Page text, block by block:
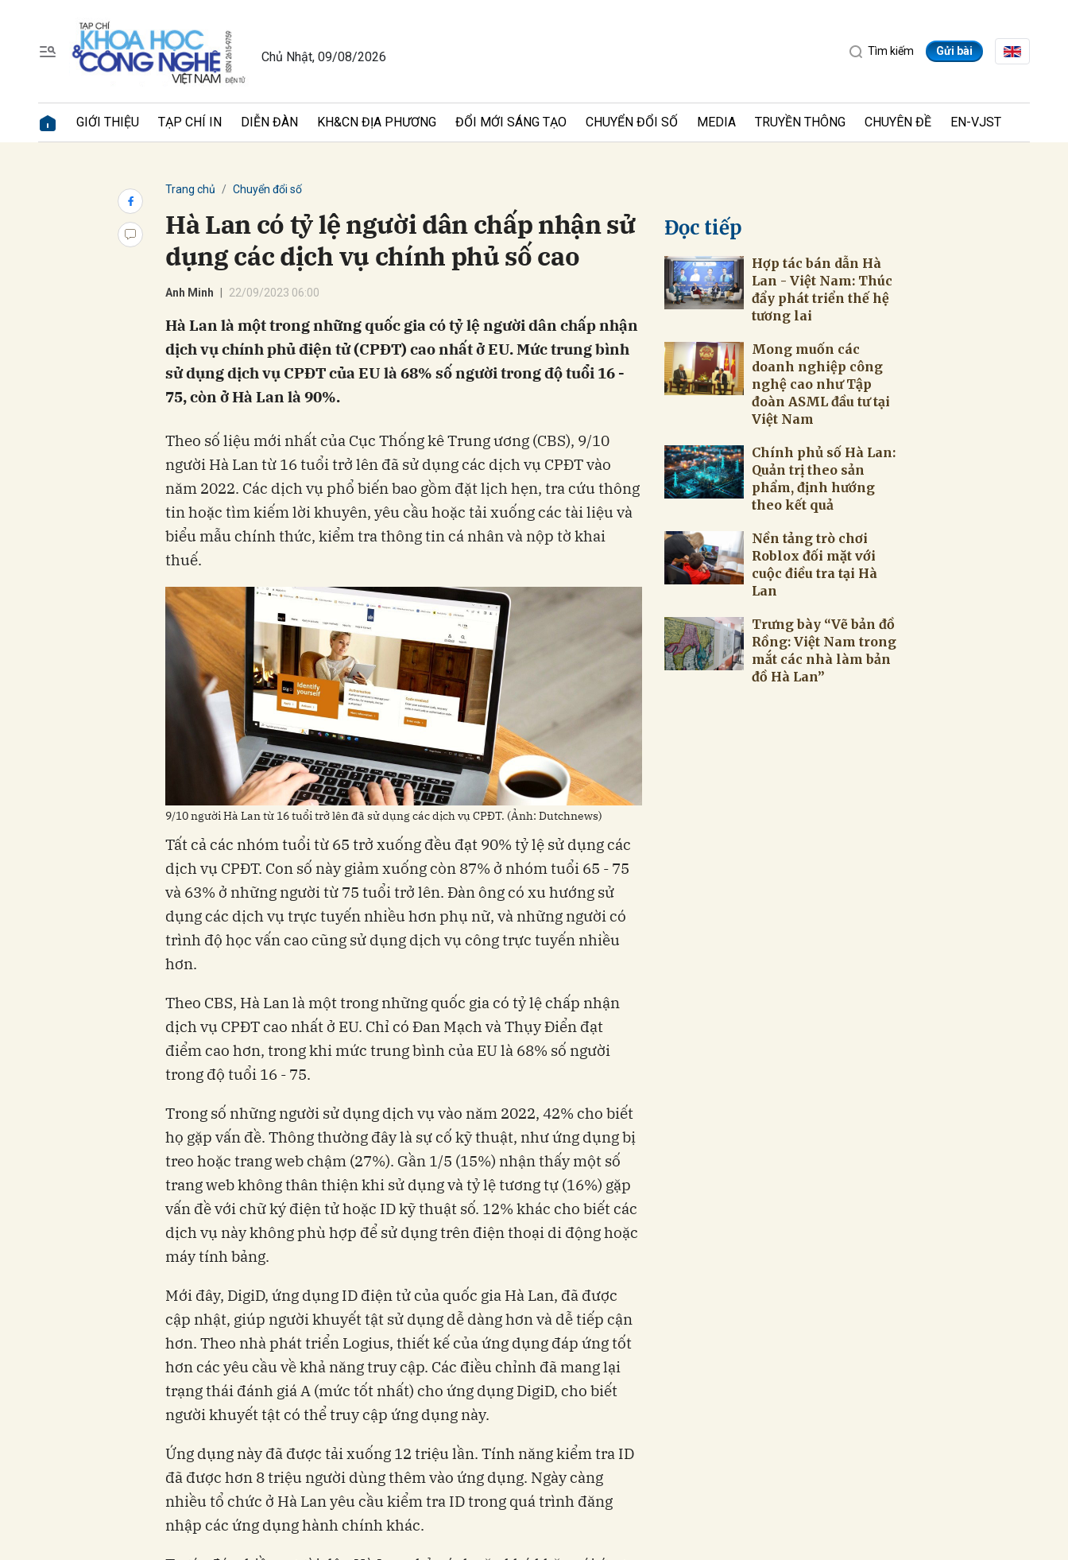
Chủ Nhật, 09/08/2026 Tìm kiếm Gửi bài
GIỚI THIỆU TẠP CHÍ IN DIỄN ĐÀN KH&CN ĐỊA PHƯƠNG ĐỔI MỚI SÁNG TẠO CHUYỂN ĐỔI SỐ MEDIA TRUYỀN THÔNG CHUYÊN ĐỀ EN-VJST
Trang chủ Chuyển đổi số
Hà Lan có tỷ lệ người dân chấp nhận sử
dụng các dịch vụ chính phủ số cao
Anh Minh 22/09/2023 06:00
Hà Lan là một trong những quốc gia có tỷ lệ người dân chấp nhận
dịch vụ chính phủ điện tử (CPĐT) cao nhất ở EU. Mức trung bình
sử dụng dịch vụ CPĐT của EU là 68% số người trong độ tuổi 16 -
75, còn ở Hà Lan là 90%.
Theo số liệu mới nhất của Cục Thống kê Trung ương (CBS), 9/10
người Hà Lan từ 16 tuổi trở lên đã sử dụng các dịch vụ CPĐT vào
năm 2022. Các dịch vụ phổ biến bao gồm đặt lịch hẹn, tra cứu thông
tin hoặc tìm kiếm lời khuyên, yêu cầu hoặc tải xuống các tài liệu và
biểu mẫu chính thức, kiểm tra thông tin cá nhân và nộp tờ khai
thuế.
9/10 người Hà Lan từ 16 tuổi trở lên đã sử dụng các dịch vụ CPĐT. (Ảnh: Dutchnews)
Tất cả các nhóm tuổi từ 65 trở xuống đều đạt 90% tỷ lệ sử dụng các
dịch vụ CPĐT. Con số này giảm xuống còn 87% ở nhóm tuổi 65 - 75
và 63% ở những người từ 75 tuổi trở lên. Đàn ông có xu hướng sử
dụng các dịch vụ trực tuyến nhiều hơn phụ nữ, và những người có
trình độ học vấn cao cũng sử dụng dịch vụ công trực tuyến nhiều
hơn.
Theo CBS, Hà Lan là một trong những quốc gia có tỷ lệ chấp nhận
dịch vụ CPĐT cao nhất ở EU. Chỉ có Đan Mạch và Thụy Điển đạt
điểm cao hơn, trong khi mức trung bình của EU là 68% số người
trong độ tuổi 16 - 75.
Trong số những người sử dụng dịch vụ vào năm 2022, 42% cho biết
họ gặp vấn đề. Thông thường đây là sự cố kỹ thuật, như ứng dụng bị
treo hoặc trang web chậm (27%). Gần 1/5 (15%) nhận thấy một số
trang web không thân thiện khi sử dụng và tỷ lệ tương tự (16%) gặp
vấn đề với chữ ký điện tử hoặc ID kỹ thuật số. 12% khác cho biết các
dịch vụ này không phù hợp để sử dụng trên điện thoại di động hoặc
máy tính bảng.
Mới đây, DigiD, ứng dụng ID điện tử của quốc gia Hà Lan, đã được
cập nhật, giúp người khuyết tật sử dụng dễ dàng hơn và dễ tiếp cận
hơn. Theo nhà phát triển Logius, thiết kế của ứng dụng đáp ứng tốt
hơn các yêu cầu về khả năng truy cập. Các điều chỉnh đã mang lại
trạng thái đánh giá A (mức tốt nhất) cho ứng dụng DigiD, cho biết
người khuyết tật có thể truy cập ứng dụng này.
Ứng dụng này đã được tải xuống 12 triệu lần. Tính năng kiểm tra ID
đã được hơn 8 triệu người dùng thêm vào ứng dụng. Ngày càng
nhiều tổ chức ở Hà Lan yêu cầu kiểm tra ID trong quá trình đăng
nhập các ứng dụng hành chính khác.
Đọc tiếp
Hợp tác bán dẫn Hà
Lan - Việt Nam: Thúc
đẩy phát triển thế hệ
tương lai
Mong muốn các
doanh nghiệp công
nghệ cao như Tập
đoàn ASML đầu tư tại
Việt Nam
Chính phủ số Hà Lan:
Quản trị theo sản
phẩm, định hướng
theo kết quả
Nền tảng trò chơi
Roblox đối mặt với
cuộc điều tra tại Hà
Lan
Trưng bày “Vẽ bản đồ
Rồng: Việt Nam trong
mắt các nhà làm bản
đồ Hà Lan”
Gửi